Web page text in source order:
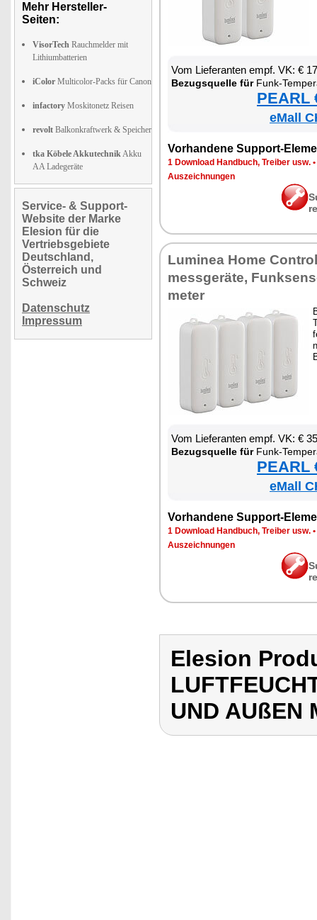
Mehr Hersteller-
Seiten:
VisorTech Rauchmelder mit
Lithiumbatterien
iColor Multicolor-Packs für Canon
infactory Moskitonetz Reisen
revolt Balkonkraftwerk & Speicher
tka Köbele AkkutechnikAkku
AA Ladegeräte
Service- & Support-
Website der Marke
Elesion für die
Vertriebsgebiete
Deutschland,
Österreich und
Schweiz
Datenschutz
Impressum
Vom Lie­fe­ran­ten empf. VK: €
Be­zugs­quel­le fürFunk-Tem­pe­ra­tur- &
PEARL
eMall
Vor­han­de­ne Sup­port-
1 Down­load Hand­buch, Trei­ber usw. •
Aus­zeich­nun­gen
Lu­mi­nea Ho­me
mess­ge­rä­te,
me­ter
Vom Lie­fe­ran­ten empf. VK: €
Be­zugs­quel­le fürFunk-Tem­pe­ra­tur- &
PEARL
eMall
Vor­han­de­ne Sup­port-
1 Down­load Hand­buch, Trei­ber usw. •
Aus­zeich­nun­gen
Elesion
UND AUßEN